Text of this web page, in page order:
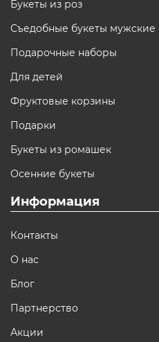
Букеты из роз
Съедобные букеты мужские
Подарочные наборы
Для детей
Фруктовые корзины
Подарки
Букеты из ромашек
Осенние букеты
Информация
Контакты
О нас
Блог
Партнерство
Акции